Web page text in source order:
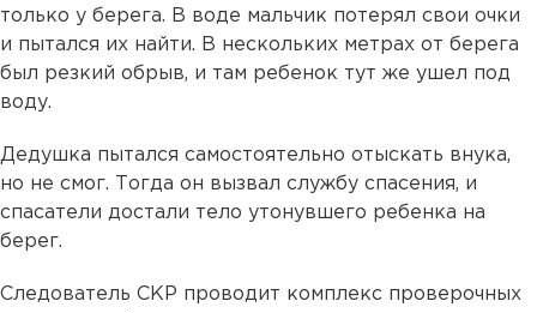
только у берега. В воде мальчик потерял свои очки
и пытался их найти. В нескольких метрах от берега
был резкий обрыв, и там ребенок тут же ушел под
воду.
Дедушка пытался самостоятельно отыскать внука,
но не смог. Тогда он вызвал службу спасения, и
спасатели достали тело утонувшего ребенка на
берег.
Следователь СКР проводит комплекс проверочных